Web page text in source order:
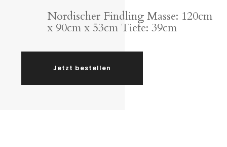
Nordischer Findling Masse: 120cm
x 90cm x 53cm Tiefe: 39cm
Jetzt bestellen